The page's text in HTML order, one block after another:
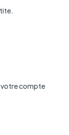
votre compte